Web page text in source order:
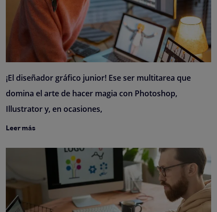
¡El diseñador gráfico junior! Ese ser multitarea que
domina el arte de hacer magia con Photoshop,
Illustrator y, en ocasiones,
Leer más